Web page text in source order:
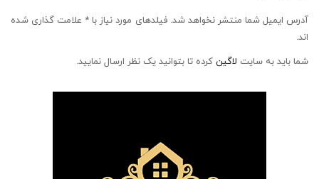
آدرس ایمیل شما منتشر نخواهد شد. فیلدهای مورد نیاز با * علامت گذاری شده
اند.
شما باید به سایت لاگین کرده تا بتوانید یک نظر ارسال نمایید.